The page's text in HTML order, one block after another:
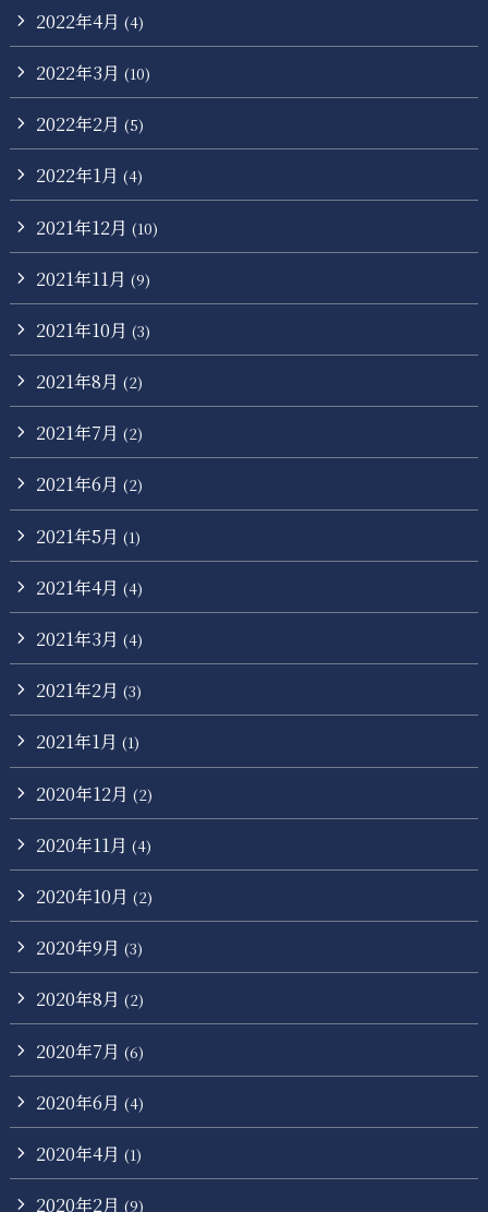
2022年4月 (4)
2022年3月 (10)
2022年2月 (5)
2022年1月 (4)
2021年12月 (10)
2021年11月 (9)
2021年10月 (3)
2021年8月 (2)
2021年7月 (2)
2021年6月 (2)
2021年5月 (1)
2021年4月 (4)
2021年3月 (4)
2021年2月 (3)
2021年1月 (1)
2020年12月 (2)
2020年11月 (4)
2020年10月 (2)
2020年9月 (3)
2020年8月 (2)
2020年7月 (6)
2020年6月 (4)
2020年4月 (1)
2020年2月 (9)